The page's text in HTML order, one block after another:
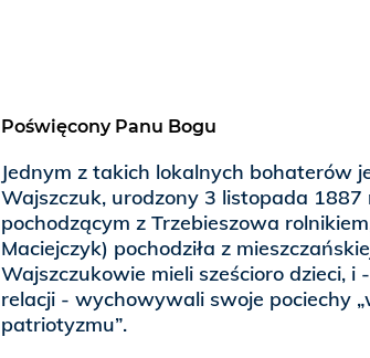
Poświęcony Panu Bogu
Jednym z takich lokalnych bohaterów
Wajszczuk, urodzony 3 listopada 1887
pochodzącym z Trzebieszowa
Maciejczyk) pochodziła z
Wajszczukowie mieli sześcioro dzieci,
relacji - wychowywali swoje pociechy
patriotyzmu”.